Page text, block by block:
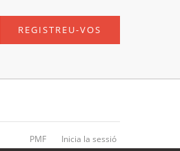
REGISTREU-VOS
PMF Inicia la sessió